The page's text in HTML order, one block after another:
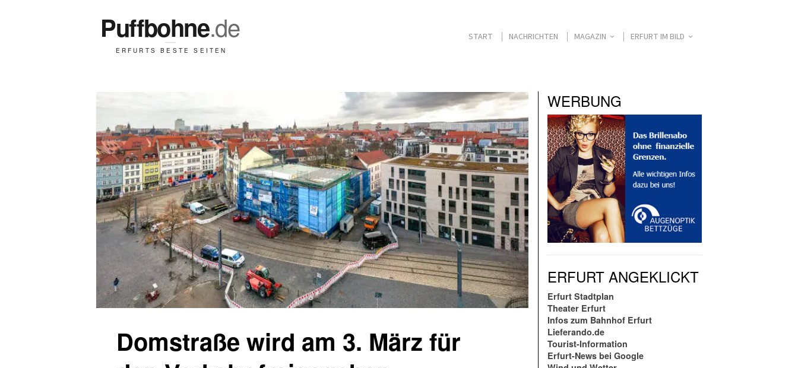
START NACHRICHTEN MAGAZIN ERFURT IM BILD
Domstraße wird am 3. März für
WERBUNG
ERFURT ANGEKLICKT
Erfurt Stadtplan
Theater Erfurt
Infos zum Bahnhof Erfurt
Lieferando.de
Tourist-Information
Erfurt-News bei Google